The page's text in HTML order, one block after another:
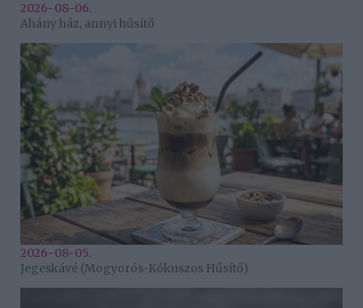
2026-08-06.
Ahány ház, annyi hűsítő
2026-08-05.
Jegeskávé (Mogyorós-Kókuszos Hűsítő)